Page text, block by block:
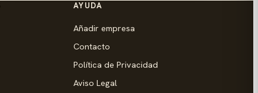
AYUDA
Añadir empresa
Contacto
Política de Privacidad
Aviso Legal